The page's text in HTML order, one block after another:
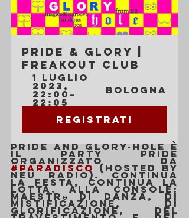
Pride & Glory |
Freakout Club
1 luglio
2023,
22:00–
22:05
Bologna
Registrati
Pride and Glory-hole è
il party pride
#Paradisco (hosted by
NEU Radio). Continua
la festa, continua la
lotta. Alla console:
maestrə di danza, di
mistificazione, di
glorificazione, del